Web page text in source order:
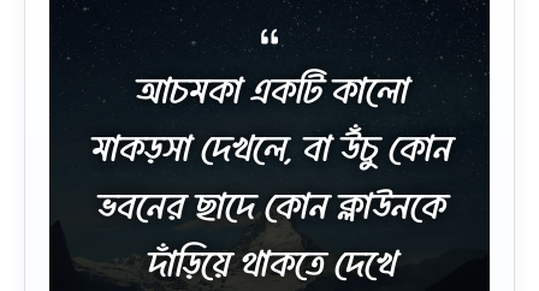
আচমকা একটি কালো
মাকড়সা দেখলে, বা উঁচু কোন
ভবনের ছাদে কোন ক্লাউনকে
দাঁড়িয়ে থাকতে দেখে